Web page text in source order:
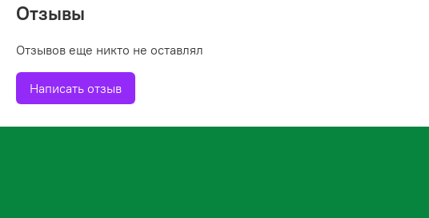
Урожайность: 0,6—0,8 кг с 1 кв.м. Степень самоплодности
Морозостойкость: высокозимостойкий сорт. Отличается
выносливостью к вирусным заболеваниям и их переносчикам,
ботритису и антракнозу.
Отзывы
Отзывов еще никто не оставлял
Написать отзыв